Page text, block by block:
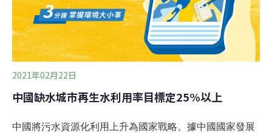
2021年02月22日
中國缺水城市再生水利用率目標定25%以上
中國將污水資源化利用上升為國家戰略。據中國國家發展